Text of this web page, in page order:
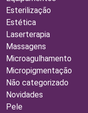
Esterilização
Estética
Laserterapia
Massagens
Microagulhamento
Micropigmentação
Não categorizado
Novidades
Pele